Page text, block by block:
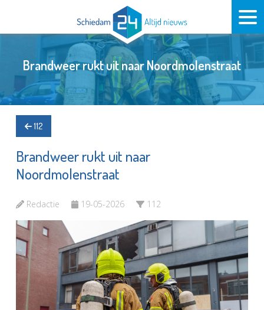
Brandweer rukt uit naar Noordmolenstraat
112
Brandweer rukt uit naar
Noordmolenstraat
Redactie 19-05-2026 112